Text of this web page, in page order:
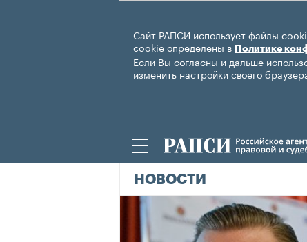
Сайт РАПСИ использует файлы
cookie определены в Политике
Если Вы согласны и дальше
изменить настройки своего
НОВОСТИ